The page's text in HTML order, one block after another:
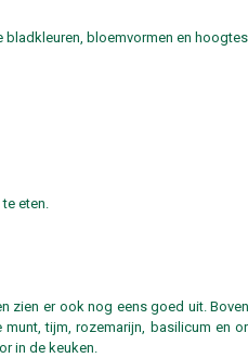
bloemvormen en
eten.
zien er ook nog eens goed uit.
tijm, rozemarijn, basilicum en
in de keuken.